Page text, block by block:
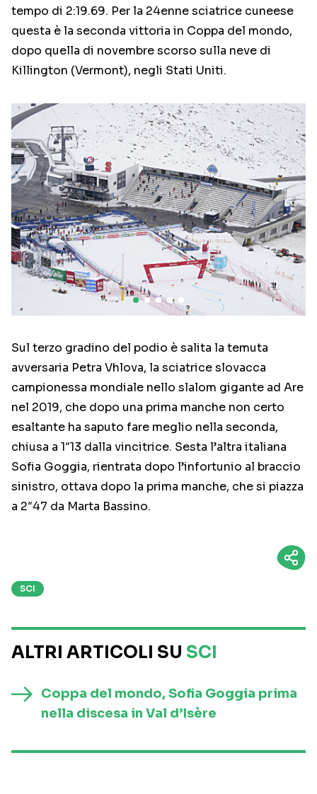
tempo di 2:19.69. Per la 24enne sciatrice cuneese
questa è la seconda vittoria in Coppa del mondo,
dopo quella di novembre scorso sulla neve di
Killington (Vermont), negli Stati Uniti.
Sul terzo gradino del podio è salita la temuta
avversaria Petra Vhlova, la sciatrice slovacca
campionessa mondiale nello slalom gigante ad Are
nel 2019, che dopo una prima manche non certo
esaltante ha saputo fare meglio nella seconda,
chiusa a 1″13 dalla vincitrice. Sesta l’altra italiana
Sofia Goggia, rientrata dopo l’infortunio al braccio
sinistro, ottava dopo la prima manche, che si piazza
a 2″47 da Marta Bassino.
SCI
ALTRI ARTICOLI SU SCI
Coppa del mondo, Sofia Goggia prima
nella discesa in Val d’Isère